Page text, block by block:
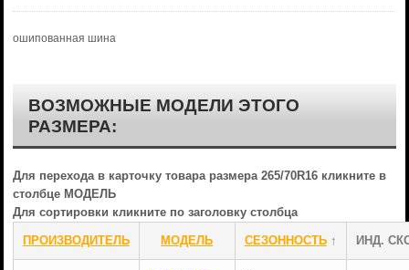
ошипованная шина
ВОЗМОЖНЫЕ МОДЕЛИ ЭТОГО
РАЗМЕРА:
Для перехода в карточку товара размера 265/70R16 кликните в
столбце МОДЕЛЬ
Для сортировки кликните по заголовку столбца
ПРОИЗВОДИТЕЛЬ МОДЕЛЬ СЕЗОННОСТЬ↑ ИНД.